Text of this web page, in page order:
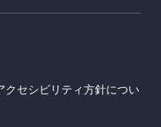
クセシビリティ方針につい